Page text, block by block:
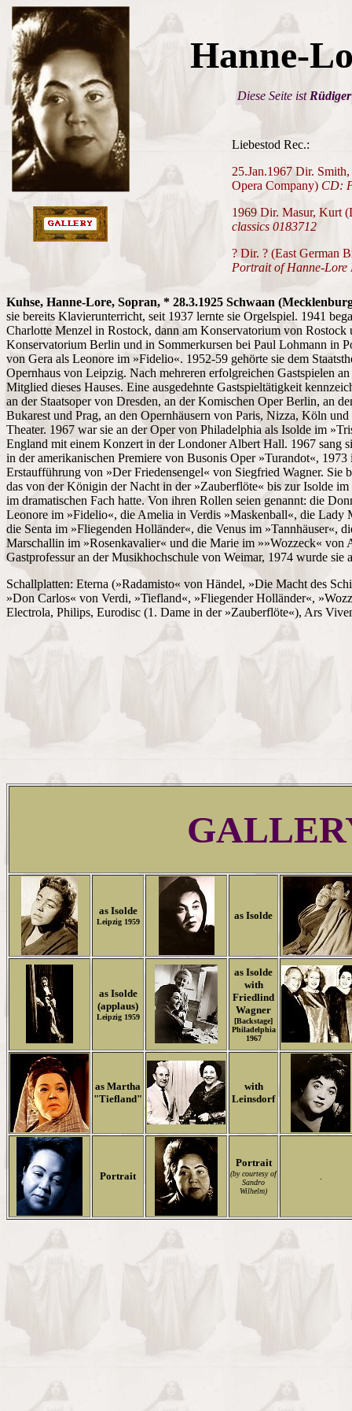
Hanne-
Diese Seite ist
Liebestod Rec.:
25.Jan.1967 Dir.
Opera Company) CD:
1969 Dir. Masur, Kurt
classics 0183712
? Dir. ? (East German
Portrait of Hanne-Lore
Kuhse, Hanne-Lore, Sopran, * 28.3.1925 Schwaan
sie bereits Klavierunterricht, seit 1937 lernte sie Orgelspiel. 1941
Charlotte Menzel in Rostock, dann am Konservatorium von Rostock
Konservatorium Berlin und in Sommerkursen bei Paul Lohmann in
von Gera als Leonore im »Fidelio«. 1952-59 gehörte sie dem
Opernhaus von Leipzig. Nach mehreren erfolgreichen Gastspielen
Mitglied dieses Hauses. Eine ausgedehnte Gastspieltätigkeit
an der Staatsoper von Dresden, an der Komischen Oper Berlin, an
Bukarest und Prag, an den Opernhäusern von Paris, Nizza, Köln
Theater. 1967 war sie an der Oper von Philadelphia als Isolde im
England mit einem Konzert in der Londoner Albert Hall. 1967 sang
in der amerikanischen Premiere von Busonis Oper »Turandot«,
Erstaufführung von »Der Friedensengel« von Siegfried Wagner. Sie
das von der Königin der Nacht in der »Zauberflöte« bis zur Isolde
im dramatischen Fach hatte. Von ihren Rollen seien genannt: die
Leonore im »Fidelio«, die Amelia in Verdis »Maskenball«, die Lady
die Senta im »Fliegenden Holländer«, die Venus im »Tannhäuser«,
Marschallin im »Rosenkavalier« und die Marie im »»Wozzeck« von
Gastprofessur an der Musikhochschule von Weimar, 1974 wurde
Schallplatten: Eterna (»Radamisto« von Händel, »Die Macht des
»Don Carlos« von Verdi, »Tiefland«, »Fliegender Holländer«,
Electrola, Philips, Eurodisc (1. Dame in der »Zauberflöte«), Ars
as Isolde
Leipzig 1959
as Isolde
as Isolde
(applaus)
Leipzig 1959
as Isolde
with
Friedlind
Wagner
[Backstage]
Philadelphia
1967
as Martha
"Tiefland"
with
Leinsdorf
Portrait
Portrait
(by courtesy of
Sandro
Wilhelm)
.